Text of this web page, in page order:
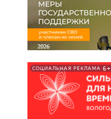
СОЦИАЛЬНАЯ РЕКЛАМА 6+